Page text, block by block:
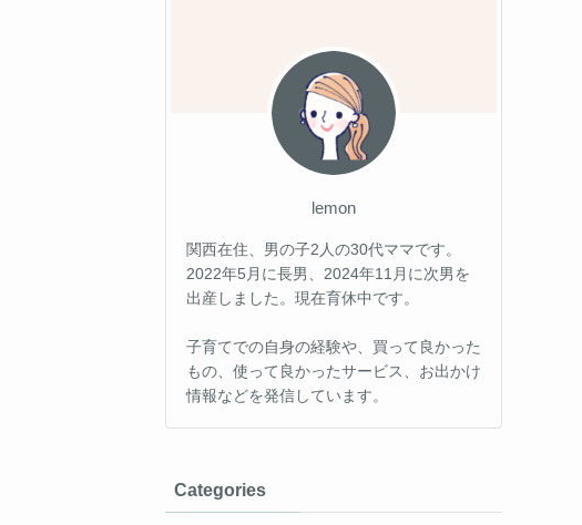
lemon
関西在住、男の子2人の30代ママです。
2022年5月に長男、2024年11月に次男を
出産しました。現在育休中です。
子育てでの自身の経験や、買って良かった
もの、使って良かったサービス、お出かけ
情報などを発信しています。
Categories